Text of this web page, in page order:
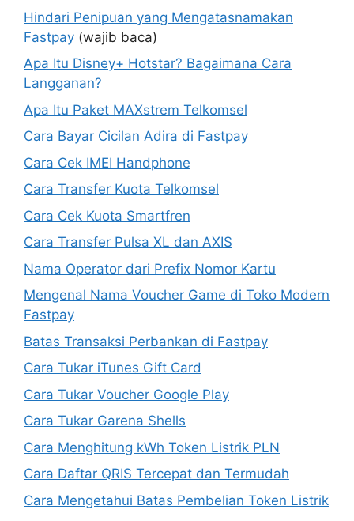
Hindari Penipuan yang Mengatasnamakan
Fastpay (wajib baca)
Apa Itu Disney+ Hotstar? Bagaimana Cara
Langganan?
Apa Itu Paket MAXstrem Telkomsel
Cara Bayar Cicilan Adira di Fastpay
Cara Cek IMEI Handphone
Cara Transfer Kuota Telkomsel
Cara Cek Kuota Smartfren
Cara Transfer Pulsa XL dan AXIS
Nama Operator dari Prefix Nomor Kartu
Mengenal Nama Voucher Game di Toko Modern
Fastpay
Batas Transaksi Perbankan di Fastpay
Cara Tukar iTunes Gift Card
Cara Tukar Voucher Google Play
Cara Tukar Garena Shells
Cara Menghitung kWh Token Listrik PLN
Cara Daftar QRIS Tercepat dan Termudah
Cara Mengetahui Batas Pembelian Token Listrik